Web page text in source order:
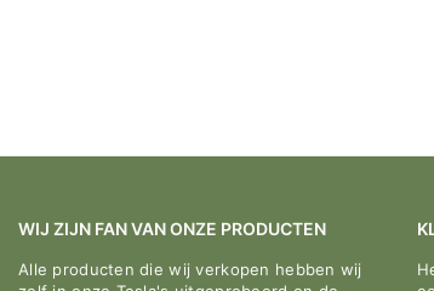
WIJ ZIJN FAN VAN ONZE PRODUCTEN
Alle producten die wij verkopen hebben wij